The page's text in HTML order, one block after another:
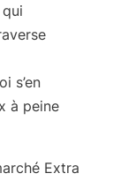
s’en
à peine
Extra